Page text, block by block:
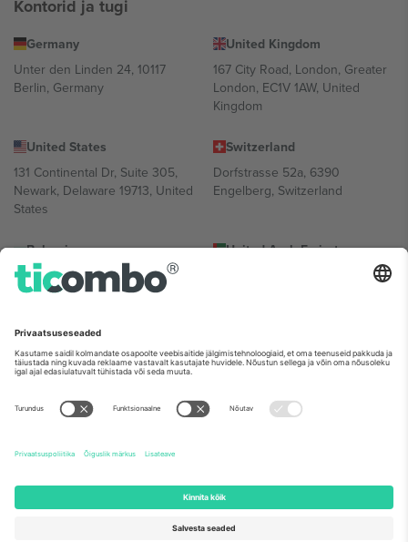
Kontorid ja tugi
Germany
Unter den Linden 24, 10117
Berlin, Germany
United Kingdom
167 City Road, London, Greater
London, EC1V 1AW, United
Kingdom
United States
131 Continental Dr, Suite 305,
Newark, Delaware 19713, United
States
Switzerland
Dorfstrasse 52a, 6390
Engelberg, Switzerland
Bulgaria
Regus Sofia City West, bul
Totleben 53-55, 1606 Sofia,
United Arab Emirates
UAE Dubai Silicon Oasis, DDP
Mexico
Av Chapultepec 360, Roma
Norte, Cuauhtémoc, 06700
Ciudad de México, CDMX,
sündmusest ja/või domeenist. Detailide jaoks vaata konkreetse
sündmuse lehte, impressumit ja tingimusi.,
2026 Ticombo. Kõik õigused kaitstud.